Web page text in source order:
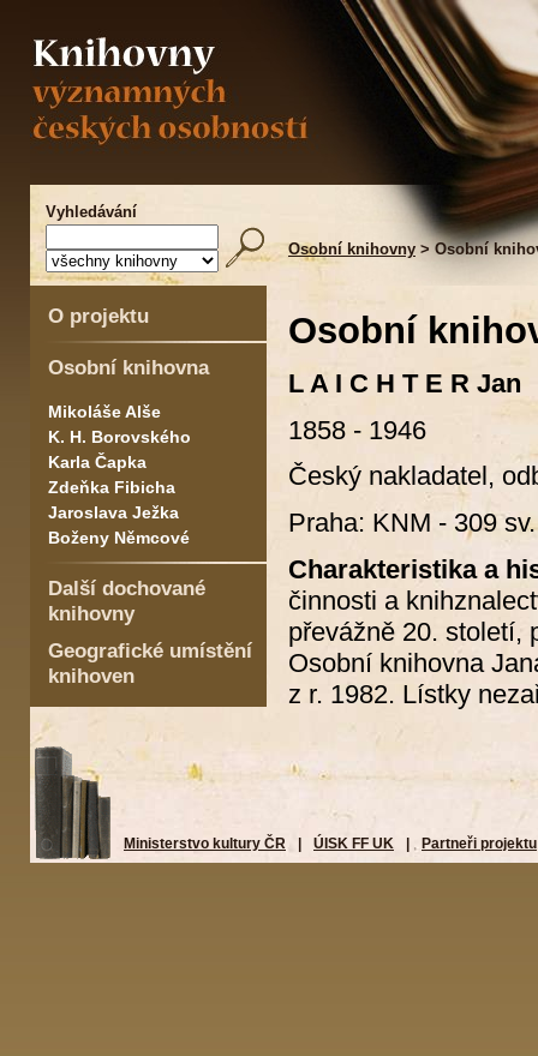
Vyhledávání
Osobní knihovny > Osobní
O projektu
Osobní knihovna
Mikoláše Alše
K. H. Borovského
Karla Čapka
Zdeňka Fibicha
Jaroslava Ježka
Boženy Němcové
Další dochované
knihovny
Geografické umístění
knihoven
Osobní
L A I C H T E R Jan
1858 - 1946
Český nakladatel,
Praha: KNM - 309 sv.
Charakteristika a
činnosti a
převážně 20. století,
Osobní knihovna
z r. 1982. Lístky
Ministerstvo kultury ČR ÚISK FF UK Partneři projektu